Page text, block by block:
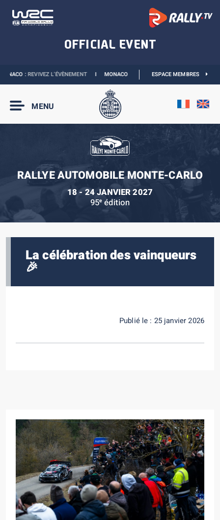
:REVIVEZ L’ÉVÈNEMENTIMONACO E-PRIX 2027 :LES DATES SONT
ESPACE MEMBRES
MENU
RALLYE AUTOMOBILE MONTE-CARLO
18 - 24 JANVIER 2027
95e édition
La célébration des vainqueurs
🎉
Publié le : 25 janvier 2026